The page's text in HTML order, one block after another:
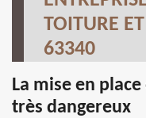
TOITURE
63340
La mise en
très dangereux